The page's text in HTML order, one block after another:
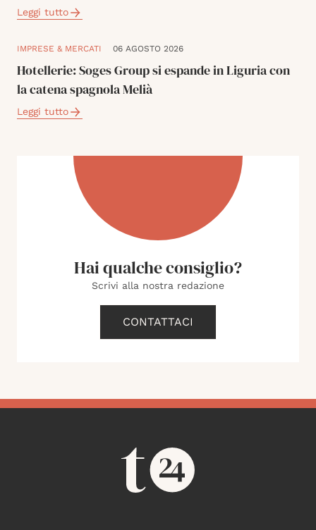
Leggi tutto
IMPRESE & MERCATI 06 AGOSTO 2026
Hotellerie: Soges Group si espande in Liguria con
la catena spagnola Melià
Leggi tutto
Hai qualche consiglio?
Scrivi alla nostra redazione
CONTATTACI